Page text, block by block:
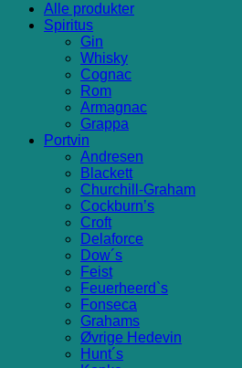
Alle produkter
Spiritus
Gin
Whisky
Cognac
Rom
Armagnac
Grappa
Portvin
Andresen
Blackett
Churchill-Graham
Cockburn’s
Croft
Delaforce
Dow´s
Feist
Feuerheerd`s
Fonseca
Grahams
Øvrige Hedevin
Hunt´s